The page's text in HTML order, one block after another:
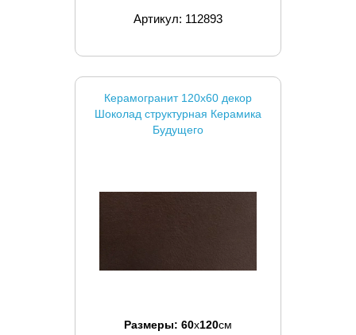
Артикул: 112893
Керамогранит 120x60 декор
Шоколад структурная Керамика
Будущего
Размеры: 60x120см